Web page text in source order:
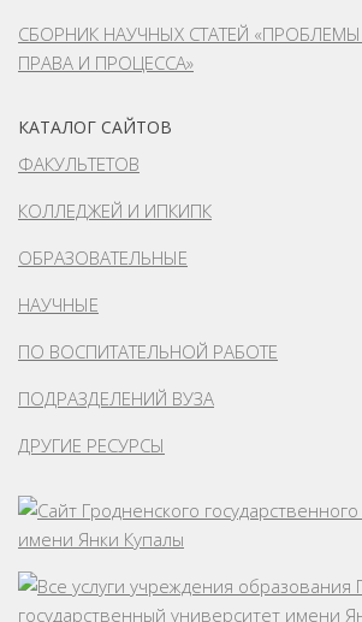
СБОРНИК НАУЧНЫХ СТАТЕЙ
ПРАВА И ПРОЦЕССА»
КАТАЛОГ САЙТОВ
ФАКУЛЬТЕТОВ
КОЛЛЕДЖЕЙ И ИПКИПК
ОБРАЗОВАТЕЛЬНЫЕ
НАУЧНЫЕ
ПО ВОСПИТАТЕЛЬНОЙ РАБОТЕ
ПОДРАЗДЕЛЕНИЙ ВУЗА
ДРУГИЕ РЕСУРСЫ